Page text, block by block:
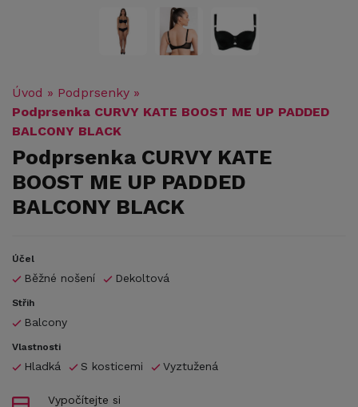
Úvod » Podprsenky »
Podprsenka CURVY KATE BOOST ME UP PADDED
BALCONY BLACK
Podprsenka CURVY KATE
BOOST ME UP PADDED
BALCONY BLACK
Účel
Běžné nošení Dekoltová
Střih
Balcony
Vlastnosti
Hladká S kosticemi Vyztužená
Vypočítejte si